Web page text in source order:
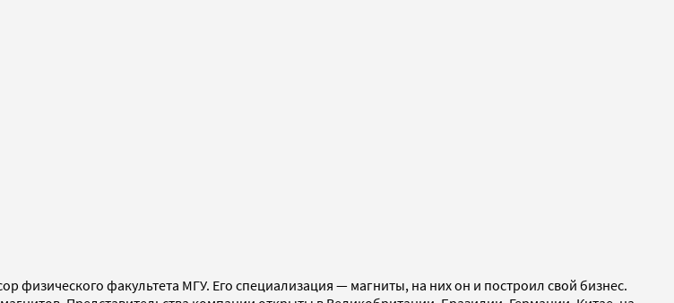
физического факультета МГУ. Его специализация — магниты, на них он и построил свой бизнес.